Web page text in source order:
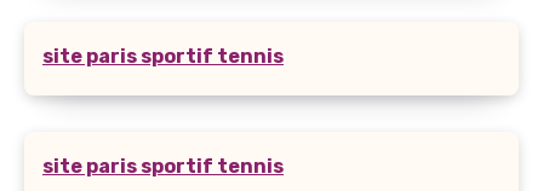
site paris sportif tennis
site paris sportif tennis